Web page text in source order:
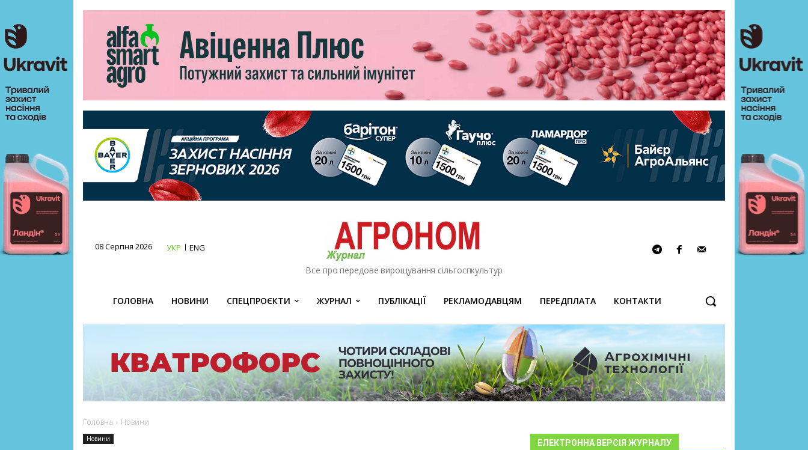
08 Серпня 2026 УКР ENG
Все про передове вирощування сільгоспкультур
ГОЛОВНА НОВИНИ СПЕЦПРОЄКТИ ЖУРНАЛ ПУБЛІКАЦІЇ РЕКЛАМОДАВЦЯМ ПЕРЕДПЛАТА КОНТАКТИ
Головна Новини
Новини ЕЛЕКТРОННА ВЕРСІЯ ЖУРНАЛУ